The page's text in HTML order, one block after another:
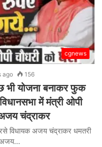
cgnews
ago 156
भी योजना बनाकर फुक
में मंत्री ओपी
चंद्राकर
विधायक अजय चंद्राकर धमतरी
अजय…